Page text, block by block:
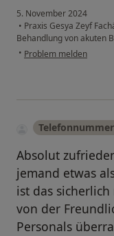
5. November 2024
• Praxis Gesya Zeyf
Behandlung von akuten
• Problem melden
Absolut
jemand etwas
ist das
von der
Personals